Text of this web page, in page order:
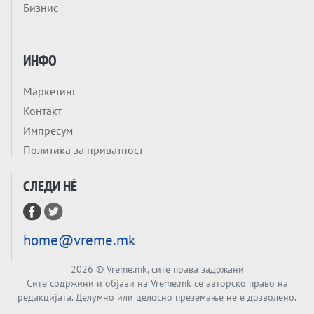
со отпор, а Европа гледа почеток на
Брисел ги менува правилата за
проширување: НОВИ ЗАШТИТНИ
МЕХАНИЗМИ ЗА ИДНИТЕ ЧЛЕНКИ НА ЕУ
Вечер Анализа
Бизнис
ИНФО
Маркетинг
Контакт
Импресум
Политика за приватност
СЛЕДИ НÈ
home@vreme.mk
2026 © Vreme.mk, сите права задржани
Сите содржини и објави на Vreme.mk се авторско право на
редакцијата. Делумно или целосно преземање не е дозволено.